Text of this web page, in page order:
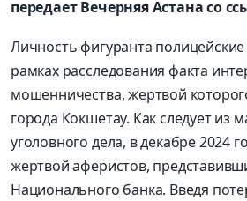
передает Вечерняя Астана со
Личность фигуранта
рамках расследования факта
мошенничества, жертвой
города Кокшетау. Как следует из
уголовного дела, в декабре 2024
жертвой аферистов,
Национального банка. Введя